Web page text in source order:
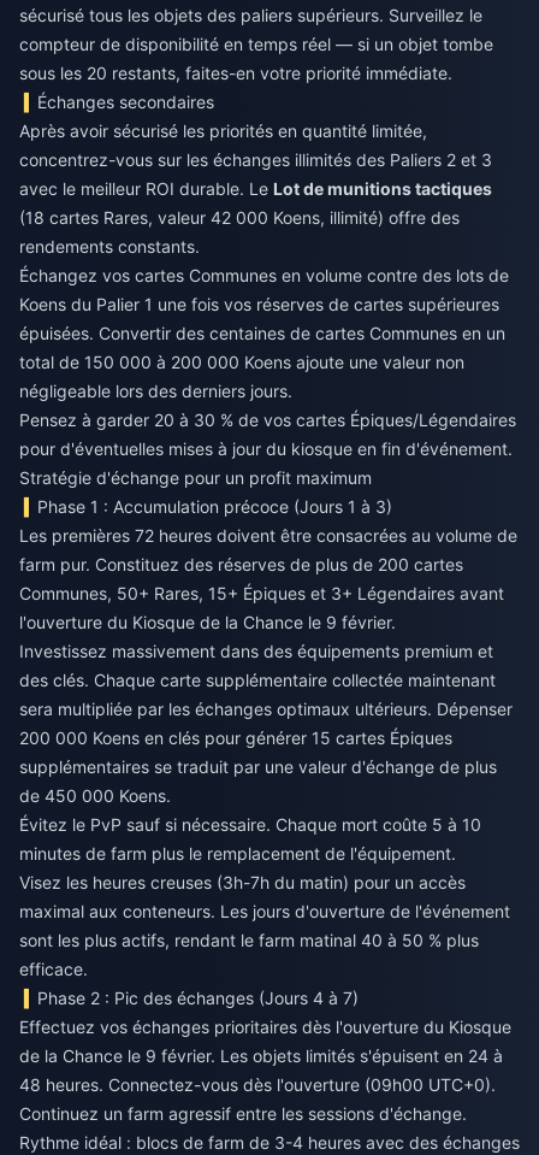
sécurisé tous les objets des paliers supérieurs. Surveillez le
compteur de disponibilité en temps réel — si un objet tombe
sous les 20 restants, faites-en votre priorité immédiate.
Échanges secondaires
Après avoir sécurisé les priorités en quantité limitée,
concentrez-vous sur les échanges illimités des Paliers 2 et 3
avec le meilleur ROI durable. Le Lot de munitions tactiques
(18 cartes Rares, valeur 42 000 Koens, illimité) offre des
rendements constants.
Échangez vos cartes Communes en volume contre des lots de
Koens du Palier 1 une fois vos réserves de cartes supérieures
épuisées. Convertir des centaines de cartes Communes en un
total de 150 000 à 200 000 Koens ajoute une valeur non
négligeable lors des derniers jours.
Pensez à garder 20 à 30 % de vos cartes Épiques/Légendaires
pour d'éventuelles mises à jour du kiosque en fin d'événement.
Stratégie d'échange pour un profit maximum
Phase 1 : Accumulation précoce (Jours 1 à 3)
Les premières 72 heures doivent être consacrées au volume de
farm pur. Constituez des réserves de plus de 200 cartes
Communes, 50+ Rares, 15+ Épiques et 3+ Légendaires avant
l'ouverture du Kiosque de la Chance le 9 février.
Investissez massivement dans des équipements premium et
des clés. Chaque carte supplémentaire collectée maintenant
sera multipliée par les échanges optimaux ultérieurs. Dépenser
200 000 Koens en clés pour générer 15 cartes Épiques
supplémentaires se traduit par une valeur d'échange de plus
de 450 000 Koens.
Évitez le PvP sauf si nécessaire. Chaque mort coûte 5 à 10
minutes de farm plus le remplacement de l'équipement.
Visez les heures creuses (3h-7h du matin) pour un accès
maximal aux conteneurs. Les jours d'ouverture de l'événement
sont les plus actifs, rendant le farm matinal 40 à 50 % plus
efficace.
Phase 2 : Pic des échanges (Jours 4 à 7)
Effectuez vos échanges prioritaires dès l'ouverture du Kiosque
de la Chance le 9 février. Les objets limités s'épuisent en 24 à
48 heures. Connectez-vous dès l'ouverture (09h00 UTC+0).
Continuez un farm agressif entre les sessions d'échange.
Rythme idéal : blocs de farm de 3-4 heures avec des échanges